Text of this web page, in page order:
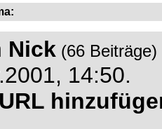
Nick (66 Beiträge)
14:50.